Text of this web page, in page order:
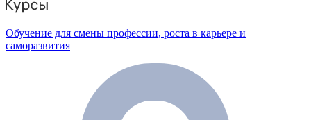
Обучение для смены профессии, роста в карьере и
саморазвития